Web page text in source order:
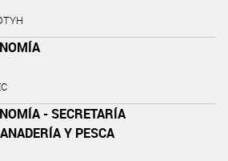
- SECRETARÍA
Y PESCA